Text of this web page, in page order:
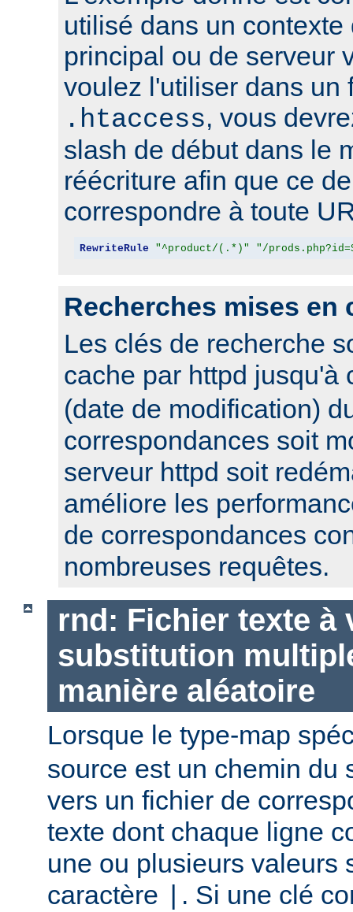
utilisé dans un contexte
principal ou de serveur
voulez l'utiliser dans un
.htaccess, vous
slash de début dans le
réécriture afin que ce
correspondre à toute
RewriteRule "^product/(.*)" "/
Recherches mises en
Les clés de recherche
cache par httpd jusqu'à
(date de modification)
correspondances soit
serveur httpd soit
améliore les
de correspondances
nombreuses requêtes.
rnd: Fichier texte à
substitution
manière aléatoire
Lorsque le type-map
source est un chemin du
vers un fichier de
texte dont chaque ligne
une ou plusieurs valeurs
caractère
. Si une clé